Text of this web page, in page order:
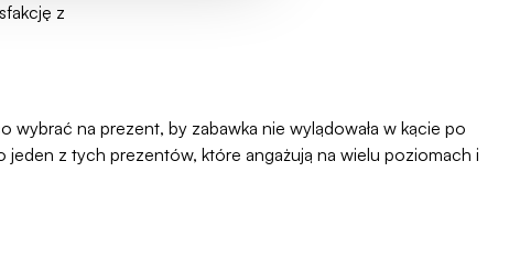
z
na prezent, by zabawka nie wylądowała w kącie po
jeden z tych prezentów, które angażują na wielu poziomach i